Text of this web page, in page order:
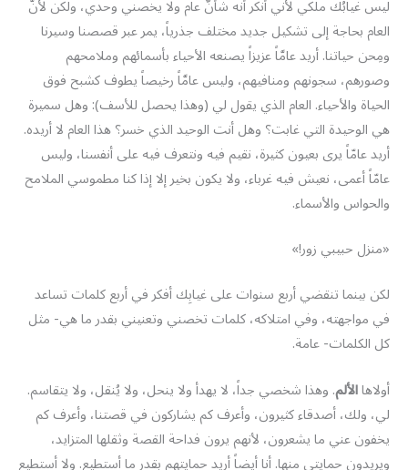
ليس غيابُك ملكي لأني أنكر أنه شأنٌ عام ولا يخصني وحدي، ولكن لأنّ
العام بحاجة إلى تشكيل جديد مختلف جذرياً، يمر عبر قصصنا وسيرنا
ومِحن حياتنا. أريد عامَّاً عزيزاً يصنعه الأحياء بأسمائهم وملامحهم
وصورهم، سجونهم ومنافيهم، وليس عامَّاً رخيصاً يطوف كشبح فوق
الحياة والأحياء. العام الذي يقول لي (وهذا يحصل للأسف): وهل سميرة
هي الوحيدة التي غابت؟ وهل أنت الوحيد الذي خسر؟ هذا العام لا أريده.
أريد عامّاً يرى بعيون كثيرة، نقيم فيه ونتعرف فيه على أنفسنا، وليس
عامّاً أعمى، نعيش فيه غرباء، ولا يكون بخير إلا إذا كنا مطموسي الملامح
والحواس والأسماء.
«منزل حبيبي زور!»
لكن بينما تنقضي أربع سنوات على غيابِك أفكر في أربع كلمات تساعد
في مواجهته، وفي امتلاكه، كلمات تخصني وتعنيني بقدر ما هي- مثل
كل الكلمات- عامة.
أولاهاالألم. وهذا شخصي جداً، لا يهدأ ولا ينحل، ولا يُنقل، ولا يتقاسم.
لي، ولك، أصدقاء كثيرون، وأعرف كم يشاركون في قصتنا، وأعرف كم
يخفون عني ما يشعرون، لأنهم يرون فداحة القصة وثقلها المتزايد،
ويريدون حمايتي منها. أنا أيضاً أريد حمايتهم بقدر ما أستطيع. ولا أستطيع